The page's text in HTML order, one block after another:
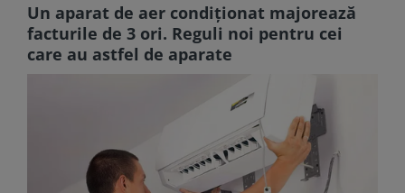
Un aparat de aer condiţionat majorează
facturile de 3 ori. Reguli noi pentru cei
care au astfel de aparate